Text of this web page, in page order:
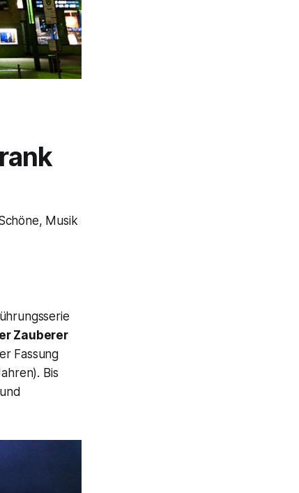
Musik
Zauberer
Fassung
Bis